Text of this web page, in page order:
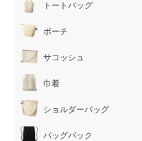
トートバッグ
ポーチ
サコッシュ
巾着
ショルダーバッグ
バッグパック